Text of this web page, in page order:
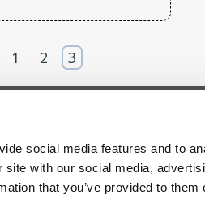
social media features and to
with our social media,
that you’ve provided to them
1 2 3
Technologie
Karriere